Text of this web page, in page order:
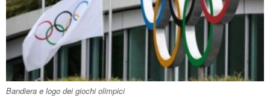
Bandiera e logo dei giochi olimpici